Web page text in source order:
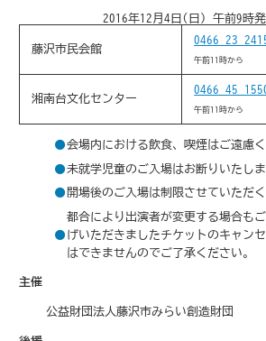
2016年12月4日(日) 午前9時
藤沢市民会館
0466-23-
午前11時から
湘南台文化センター
0466-45-
午前11時から
会場内における飲食、喫煙はご遠慮く
未就学児童のご入場はお断りいたしま
開場後のご入場は制限させていただ
都合により出演者が変更する場合も
げいただきましたチケットのキャン
はできませんのでご了承ください。
主催
公益財団法人藤沢市みらい創造財団